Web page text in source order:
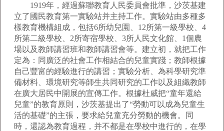
1919年，經過蘇聯教育人民委員會批準，沙茨基建
立了國民教育第一實驗站并主持工作。實驗站由多種多
樣教育機構組成，包括6所幼兒園、12所第一級學校、4
所第二級學校、2所寄宿學校、3所人民文化館、1個農
場以及教師講習班和教師講習會等。建立初，就把工作
定為：同廣泛的社會工作相結合的兒童實踐；教師根據
自己豐富的經驗進行的講習；實驗分析、為科學研究準
備材料、環境研究等師生共同研究的工作以及組織教師
在廣大居民中開展的宣傳工作。根據杜威把“童年還給
兒童”的教育原則，沙茨基提出了“勞動可以成為兒童生
活的基礎”的主張，要求給兒童充分勞動的機會。同
時，還認為教育過程，并不都是在學校中進行的，在學